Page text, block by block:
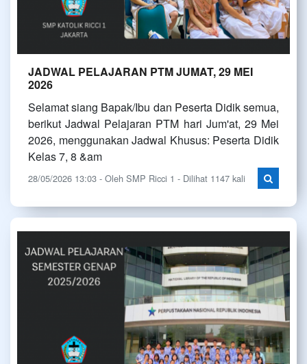
JADWAL PELAJARAN PTM JUMAT, 29 MEI
2026
Selamat siang Bapak/Ibu dan Peserta Didik semua,
berikut Jadwal Pelajaran PTM hari Jum'at, 29 Mei
2026, menggunakan Jadwal Khusus: Peserta Didik
Kelas 7, 8 &am
28/05/2026 13:03 - Oleh SMP Ricci 1 - Dilihat 1147 kali